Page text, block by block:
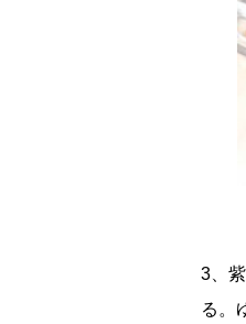
3、
る。